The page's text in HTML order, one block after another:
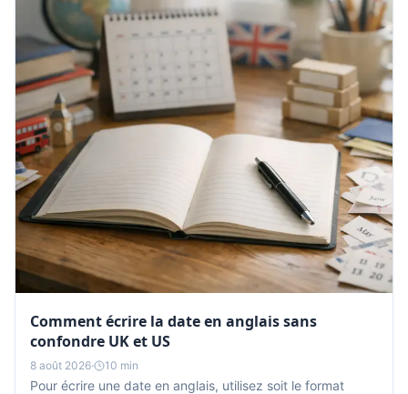
Comment écrire la date en anglais sans
confondre UK et US
8 août 2026· 10 min
Pour écrire une date en anglais, utilisez soit le format